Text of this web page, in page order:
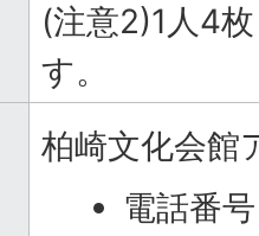
(注意2)1人4
す。
柏崎文化会館
電話番